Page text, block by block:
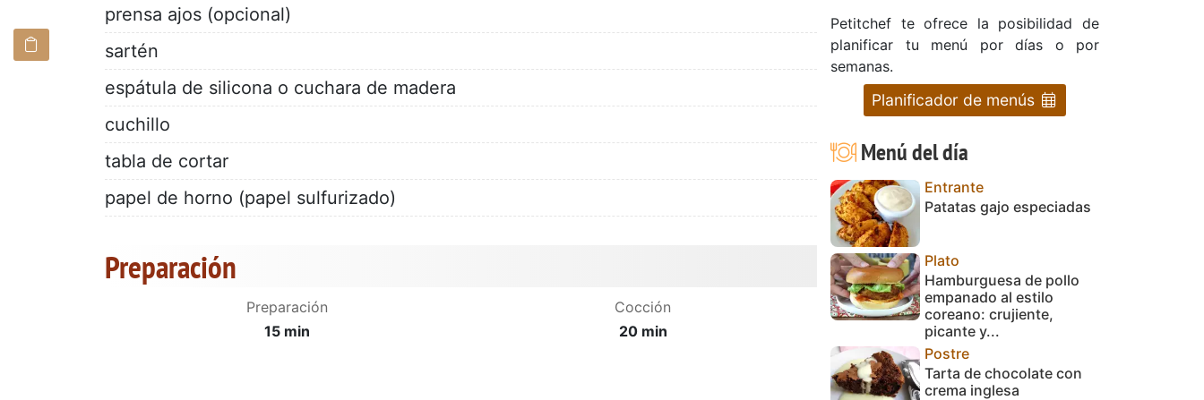
prensa ajos (opcional)
sartén
espátula de silicona o cuchara de madera
cuchillo
tabla de cortar
papel de horno (papel sulfurizado)
Preparación
Preparación
15 min
Cocción
20 min
Petitchef te ofrece la posibilidad de
planificar tu menú por días o por
semanas.
Planificador de menús
Menú del día
Entrante
Patatas gajo especiadas
Plato
Hamburguesa de pollo
empanado al estilo
coreano: crujiente,
picante y...
Postre
Tarta de chocolate con
crema inglesa